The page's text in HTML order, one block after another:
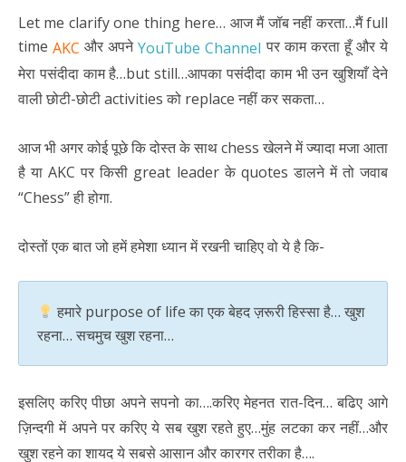
Let me clarify one thing here… आज मैं जॉब नहीं करता…मैं full
time AKC और अपनेYouTube Channel पर काम करता हूँ और ये
मेरा पसंदीदा काम है…but still…आपका पसंदीदा काम भी उन खुशियाँ देने
वाली छोटी-छोटी activities को replace नहीं कर सकता…
आज भी अगर कोई पूछे कि दोस्त के साथ chess खेलने में ज्यादा मजा आता
है या AKC पर किसी great leader के quotes डालने में तो जवाब
“Chess” ही होगा.
दोस्तों एक बात जो हमें हमेशा ध्यान में रखनी चाहिए वो ये है कि-
हमारे purpose of life का एक बेहद ज़रूरी हिस्सा है… खुश
रहना… सचमुच खुश रहना…
इसलिए करिए पीछा अपने सपनो का….करिए मेहनत रात-दिन… बढिए आगे
ज़िन्दगी में अपने पर करिए ये सब खुश रहते हुए…मुंह लटका कर नहीं…और
खुश रहने का शायद ये सबसे आसान और कारगर तरीका है….